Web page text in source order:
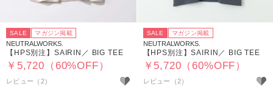
SALE マガジン掲載
NEUTRALWORKS.
【HPS別注】SAIRIN／ BIG TEE
￥5,720（60%OFF）
レビュー（2）
SALE マガジン掲載
NEUTRALWORKS.
【HPS別注】SAIRIN／ BIG TEE
￥5,720（60%OFF）
レビュー（2）